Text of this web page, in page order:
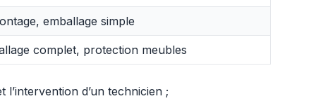
emballage simple
complet, protection meubles
d’un technicien ;